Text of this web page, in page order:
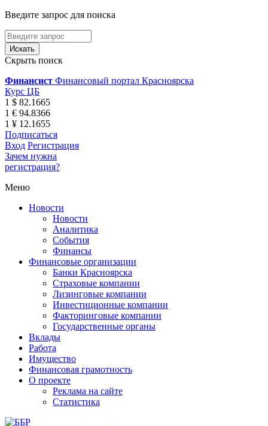
Введите запрос для поиска
Скрыть поиск
Финансист Финансовый портал Красноярска
Курс ЦБ
1 $ 82.1665
1 € 94.8366
1 ¥ 12.1655
Подписаться
Вход Регистрация
Зачем нужна
регистрация?
Меню
Новости
Новости
Аналитика
События
Финансы
Финансовые организации
Банки Красноярска
Страховые компании
Лизинговые компании
Инвестиционные компании
Факторинговые компании
Государственные органы
Вклады
Работа
Имущество
Финансовая грамотность
О проекте
Реклама на сайте
Статистика